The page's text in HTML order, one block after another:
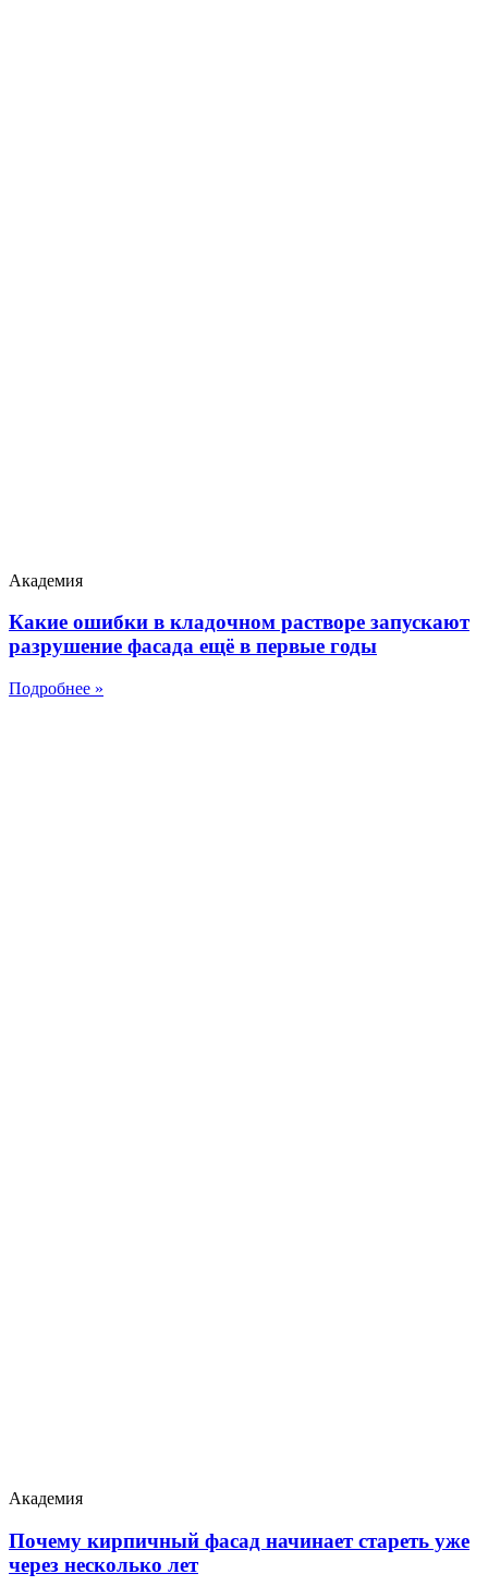
Академия
Какие ошибки в кладочном растворе запускают
разрушение фасада ещё в первые годы
Подробнее »
Академия
Почему кирпичный фасад начинает стареть уже
через несколько лет